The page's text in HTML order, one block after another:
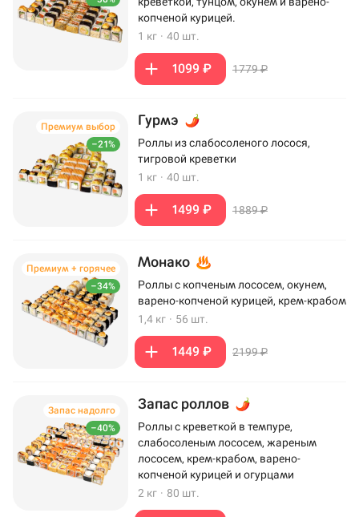
копченой курицей.
1 кг · 40 шт.
1099 ₽ 1779 ₽
–21%
Премиум выбор Гурмэ
Роллы из слабосоленого лосося,
тигровой креветки
1 кг · 40 шт.
1499 ₽ 1889 ₽
–34%
Премиум + горячее Монако
Роллы с копченым лососем, окунем,
варено-копченой курицей, крем-крабом
1,4 кг · 56 шт.
1449 ₽ 2199 ₽
–40%
Запас надолго Запас роллов
Роллы с креветкой в темпуре,
слабосоленым лососем, жареным
лососем, крем-крабом, варено-
копченой курицей и огурцами
2 кг · 80 шт.